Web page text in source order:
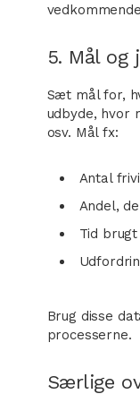
5. Mål og
Sæt mål for,
udbyde, hvor
osv. Mål fx:
Antal
Andel,
Tid
Brug disse
processerne.
Særlige